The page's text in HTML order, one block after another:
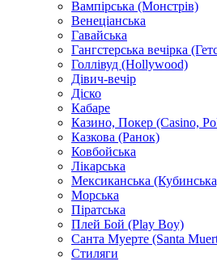
Вампірська (Монстрів)
Венеціанська
Гавайська
Гангстерська вечірка
Голлівуд (Hollywood)
Дівич-вечір
Діско
Кабаре
Казино, Покер (Casino,
Казкова (Ранок)
Ковбойська
Лікарська
Мексиканська
Морська
Піратська
Плей Бой (Play Boy)
Санта Муерте (Santa
Стиляги